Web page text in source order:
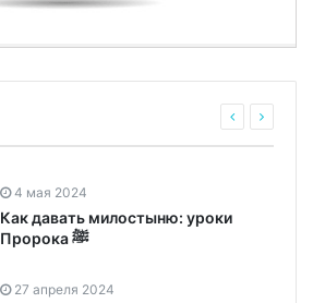
4 мая 2024
Как давать милостыню: уроки
Пророка ﷺ
27 апреля 2024